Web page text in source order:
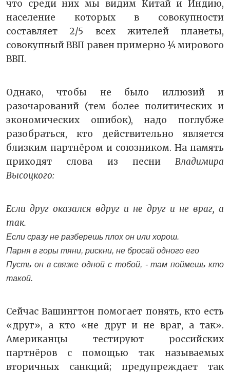
что среди них мы видим Китай и Индию,
население которых в совокупности
составляет 2/5 всех жителей планеты,
совокупный ВВП равен примерно ¼ мирового
ВВП.
Однако, чтобы не было иллюзий и
разочарований (тем более политических и
экономических ошибок), надо поглубже
разобраться, кто действительно является
близким партнёром и союзником. На память
приходят слова из песни Владимира
Высоцкого:
Если друг оказался вдруг и не друг и не враг, а
так.
Если сразу не разберешь плох он или хорош.
Парня в горы тяни, рискни, не бросай одного его
Пусть он в связке одной с тобой, - там поймешь кто
такой.
Сейчас Вашингтон помогает понять, кто есть
«друг», а кто «не друг и не враг, а так».
Американцы тестируют российских
партнёров с помощью так называемых
вторичных санкций; предупреждает так